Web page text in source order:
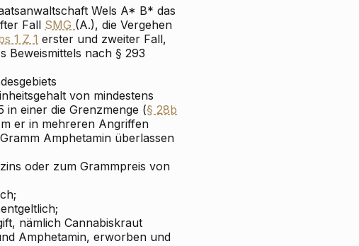
Wels A* B* das
Fall SMG (A.), die Vergehen
1 Z 1 erster und zweiter Fall,
Beweismittels nach § 293
von mindestens
in einer die Grenzmenge (§ 28b
er in mehreren Angriffen
Amphetamin überlassen
oder zum Grammpreis von
nämlich Cannabiskraut
Amphetamin, erworben und